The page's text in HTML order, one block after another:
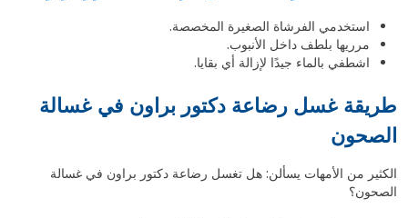
استخدمي الفرشاة الصغيرة المخصصة.
مرريها بلطف داخل الأنبوب.
اشطفي بالماء جيدًا لإزالة أي بقايا.
طريقة غسل رضاعة دكتور براون في غسالة
الصحون
الكثير من الأمهات يسألن: هل تغسل رضاعة دكتور براون في غسالة
الصحون؟